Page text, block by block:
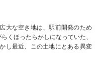
大な空き地は、駅前開発のため
くほったらかしになっていた、
し最近、この土地にとある異変